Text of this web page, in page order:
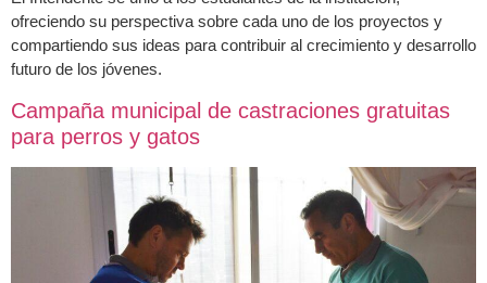
ofreciendo su perspectiva sobre cada uno de los proyectos y
compartiendo sus ideas para contribuir al crecimiento y desarrollo
futuro de los jóvenes.
Campaña municipal de castraciones gratuitas
para perros y gatos